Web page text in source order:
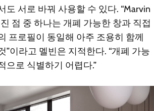
도 서로 바꿔 사용할 수 있다. “Marvin
점 중 하나는 개폐 가능한 창과 직접
프로필이 동일해 아주 조용히 함께
”이라고 멜빈은 지적한다. “개폐 가능
으로 식별하기 어렵다.”